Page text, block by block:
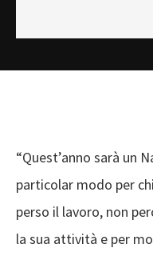
“Quest’anno sarà un
particolar modo per
perso il lavoro, non
la sua attività e per